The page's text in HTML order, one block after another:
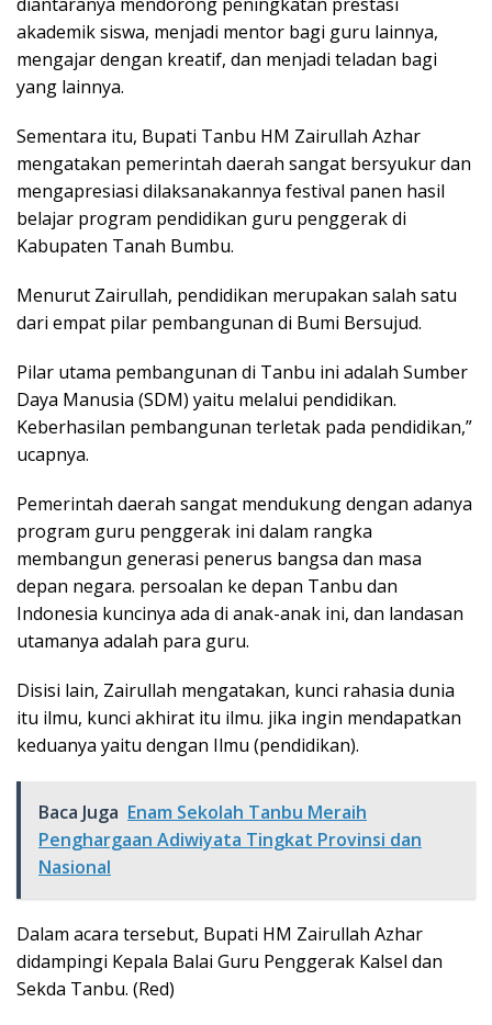
akademik siswa, menjadi mentor bagi guru lainnya,
mengajar dengan kreatif, dan menjadi teladan bagi
yang lainnya.
Sementara itu, Bupati Tanbu HM Zairullah Azhar
mengatakan pemerintah daerah sangat bersyukur dan
mengapresiasi dilaksanakannya festival panen hasil
belajar program pendidikan guru penggerak di
Kabupaten Tanah Bumbu.
Menurut Zairullah, pendidikan merupakan salah satu
dari empat pilar pembangunan di Bumi Bersujud.
Pilar utama pembangunan di Tanbu ini adalah Sumber
Daya Manusia (SDM) yaitu melalui pendidikan.
Keberhasilan pembangunan terletak pada pendidikan,”
ucapnya.
Pemerintah daerah sangat mendukung dengan adanya
program guru penggerak ini dalam rangka
membangun generasi penerus bangsa dan masa
depan negara. persoalan ke depan Tanbu dan
Indonesia kuncinya ada di anak-anak ini, dan landasan
utamanya adalah para guru.
Disisi lain, Zairullah mengatakan, kunci rahasia dunia
itu ilmu, kunci akhirat itu ilmu. jika ingin mendapatkan
keduanya yaitu dengan Ilmu (pendidikan).
Baca Juga Enam Sekolah Tanbu Meraih
Penghargaan Adiwiyata Tingkat Provinsi dan
Nasional
Dalam acara tersebut, Bupati HM Zairullah Azhar
didampingi Kepala Balai Guru Penggerak Kalsel dan
Sekda Tanbu. (Red)